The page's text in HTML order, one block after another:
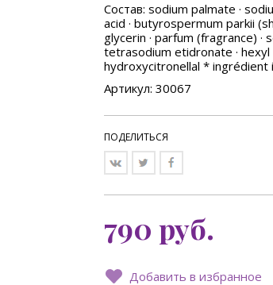
Состав: sodium palmate ·
acid · butyrospermum parkii
glycerin · parfum (fragrance) ·
tetrasodium etidronate · hexyl
hydroxycitronellal * ingrédient
Артикул: 30067
ПОДЕЛИТЬСЯ
Добавить в избранное
790 руб.